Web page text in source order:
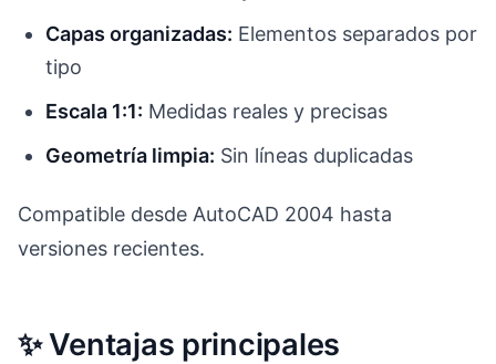
Capas organizadas: Elementos separados por
tipo
Escala 1:1: Medidas reales y precisas
Geometría limpia: Sin líneas duplicadas
Compatible desde AutoCAD 2004 hasta
versiones recientes.
✨ Ventajas principales